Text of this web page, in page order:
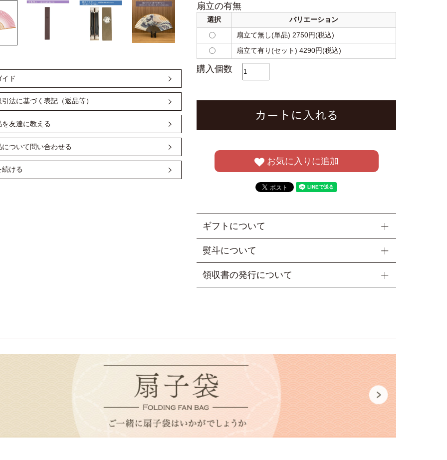
ド
法に基づく表記（返品等）
友達に教える
ついて問い合わせる
続ける
扇立の有無
選択
バリエーション
扇立て無し(単品) 2750円(税込)
扇立て有り(セット) 4290円(税込)
購入個数
お気に入りに追加
ギフトについて
＜ ラッピング・梱包について ＞
■当店では商品を包装してお届けしております。
※山二オリジナルの包装紙、又は差し袋にお入れしておりま
す。
プレゼント包装ご希望の場合、ギフト用シールをお付けでき
※単品扇子（扇子袋なし）をお買い上げの方には、無料で差
紙袋は、2024年2月1日～有料とさせていただきます。
ご利用枚数分別途ご注文をお願いいたします。
●手提げ紙袋…1枚 110円（税込）
■包装は無料でご用意致します。
※リボン掛けは行っておりません。
大切な方にお喜びいただけるよう、丁寧に心を込めて
お包みいたします。
熨斗について
無料でお付けいたします。ご注文の際、「表書き」・「お名
前」・「内のし」又は「外のし」の3点のご指定を【備考
えひろ)」とされるのが多いです。扇を広げた形が末広がりを
意味し、幸せが末永く続きくようにという縁起の良い言葉で
す。
領収書の発行について
お支払いに会員ポイントを使用した場合、ポイントを差し引
いた金額で領収書を発行いたします。
※ご注文者様とお届け先様が異なる場合でも、領収書の発行
は可能です。
原本を郵送または、メールで PDF ファイルを添付してお送
りいたしますので、備考欄にご記入ください。
＜ 銀行振込 ＞
各金融機関から発行された「振込証明書 (受領書)」をもって
領収書に代えさせていただきます。